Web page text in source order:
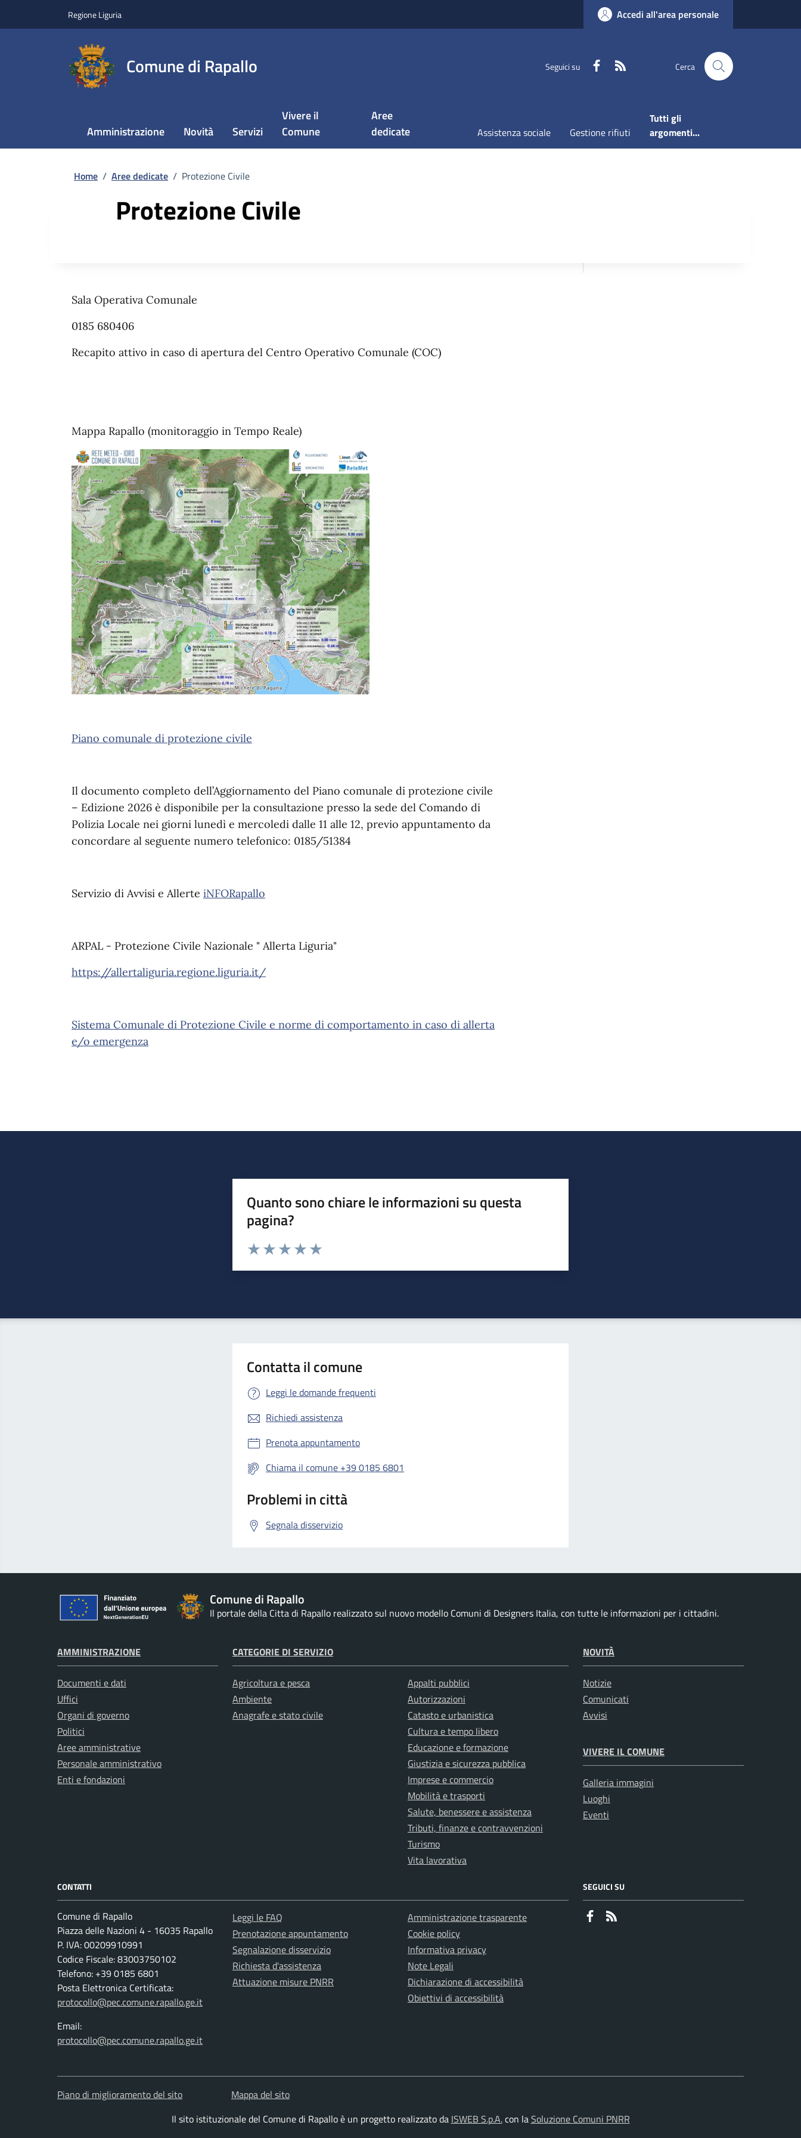
Regione Liguria Accedi all'area personale
Comune di Rapallo Seguici su Faceboook Cerca
Amministrazione Novità Servizi
Vivere il
Comune
Aree
dedicate
Assistenza sociale Gestione rifiuti
Tutti gli
argomenti...
Home / Aree dedicate / Protezione Civile
Protezione Civile
Sala Operativa Comunale
0185 680406
Recapito attivo in caso di apertura del Centro Operativo Comunale (COC)
Mappa Rapallo (monitoraggio in Tempo Reale)
Piano comunale di protezione civile
Il documento completo dell’Aggiornamento del Piano comunale di protezione civile
– Edizione 2026 è disponibile per la consultazione presso la sede del Comando di
Polizia Locale nei giorni lunedì e mercoledi dalle 11 alle 12, previo appuntamento da
concordare al seguente numero telefonico: 0185/51384
Servizio di Avvisi e Allerte iNFORapallo
ARPAL - Protezione Civile Nazionale " Allerta Liguria"
https://allertaliguria.regione.liguria.it/
Sistema Comunale di Protezione Civile e norme di comportamento in caso di allerta
e/o emergenza
Quanto sono chiare le informazioni su questa
pagina?
Valuta da 1 a 5 stelle la pagina
Contatta il comune
Leggi le domande frequenti
Richiedi assistenza
Prenota appuntamento
Chiama il comune +39 0185 6801
Problemi in città
Segnala disservizio
Comune di Rapallo
Il portale della Citta di Rapallo realizzato sul nuovo modello Comuni di Designers Italia, con tutte le informazioni per i cittadini.
AMMINISTRAZIONE
Documenti e dati
Uffici
Organi di governo
Politici
Aree amministrative
Personale amministrativo
Enti e fondazioni
CATEGORIE DI SERVIZIO
Agricoltura e pesca
Ambiente
Anagrafe e stato civile
Appalti pubblici
Autorizzazioni
Catasto e urbanistica
Cultura e tempo libero
Educazione e formazione
Giustizia e sicurezza pubblica
Imprese e commercio
Mobilità e trasporti
Salute, benessere e assistenza
Tributi, finanze e contravvenzioni
Turismo
Vita lavorativa
NOVITÀ
Notizie
Comunicati
Avvisi
VIVERE IL COMUNE
Galleria immagini
Luoghi
Eventi
CONTATTI
Comune di Rapallo
Piazza delle Nazioni 4 - 16035 Rapallo
P. IVA: 00209910991
Codice Fiscale: 83003750102
Telefono: +39 0185 6801
Posta Elettronica Certificata:
protocollo@pec.comune.rapallo.ge.it
Email:
protocollo@pec.comune.rapallo.ge.it
Leggi le FAQ
Prenotazione appuntamento
Segnalazione disservizio
Richiesta d'assistenza
Attuazione misure PNRR
Amministrazione trasparente
Cookie policy
Informativa privacy
Note Legali
Dichiarazione di accessibilità
Obiettivi di accessibilità
SEGUICI SU
Faceboook
Piano di miglioramento del sito
Mappa del sito
Il sito istituzionale del Comune di Rapallo è un progetto realizzato da ISWEB S.p.A.con laSoluzione Comuni PNRR